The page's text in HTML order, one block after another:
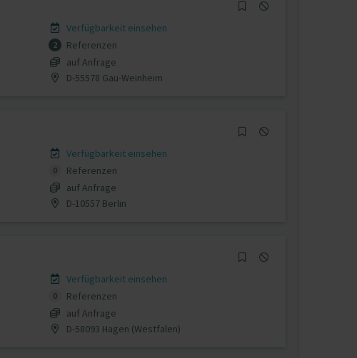
Verfügbarkeit einsehen
2
Referenzen
auf Anfrage
D-55578 Gau-Weinheim
Verfügbarkeit einsehen
0
Referenzen
auf Anfrage
D-10557 Berlin
Verfügbarkeit einsehen
0
Referenzen
auf Anfrage
D-58093 Hagen (Westfalen)